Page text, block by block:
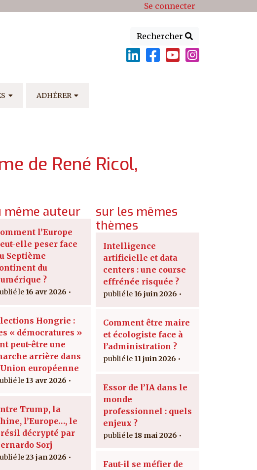
Se connecter
Rechercher
ADHÉRER
de René Ricol,
même auteur
l’Europe
elle peser face
Septième
du
?
16 avr 2026
Hongrie :
« démocratures »
peut-être une
arrière dans
européenne
13 avr 2026
Trump, la
l’Europe…, le
décrypté par
Sorj
23 jan 2026
sur les mêmes
thèmes
Intelligence
artificielle et data
centers : une course
effrénée risquée ?
16 juin 2026
Comment être maire
et écologiste face à
l’administration ?
11 juin 2026
Essor de l’IA dans le
monde
professionnel : quels
enjeux ?
18 mai 2026
Faut-il se méfier de